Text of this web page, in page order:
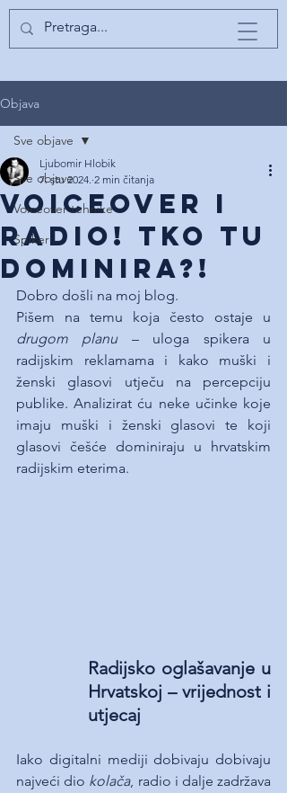
Objava
Sve objave
Voiceover tehnike
Spiker
Sve objave
Voiceover i
radio! Tko tu
dominira?!
Ljubomir Hlobik
7. stu 2024. 2 min čitanja
Dobro došli na moj blog.
drugom planu – uloga spikera u
radijskim reklamama i kako muški i
ženski glasovi utječu na percepciju
publike. Analizirat ću neke učinke koje
imaju muški i ženski glasovi te koji
glasovi češće dominiraju u hrvatskim
radijskim eterima.
Radijsko oglašavanje u
Hrvatskoj – vrijednost i
utjecaj
Iako digitalni mediji dobivaju dobivaju
najveći dio kolača, radio i dalje zadržava